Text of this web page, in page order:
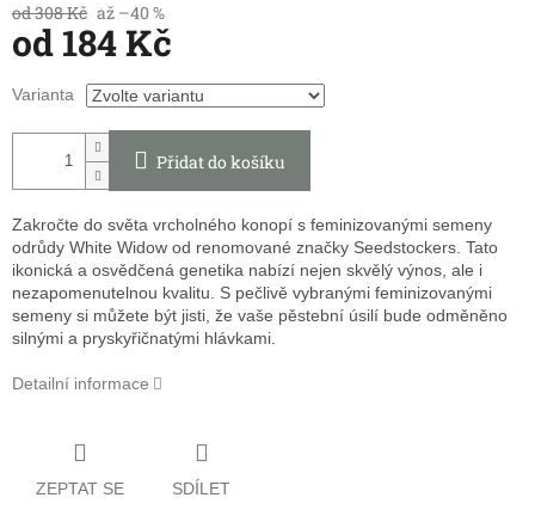
od 308 Kč až –40 %
od 184 Kč
Měrná
cena:
Varianta
Přidat do košíku
Zakročte do světa vrcholného konopí s feminizovanými semeny
odrůdy White Widow od renomované značky Seedstockers. Tato
ikonická a osvědčená genetika nabízí nejen skvělý výnos, ale i
nezapomenutelnou kvalitu. S pečlivě vybranými feminizovanými
semeny si můžete být jisti, že vaše pěstební úsilí bude odměněno
silnými a pryskyřičnatými hlávkami.
Detailní informace
ZEPTAT SE SDÍLET